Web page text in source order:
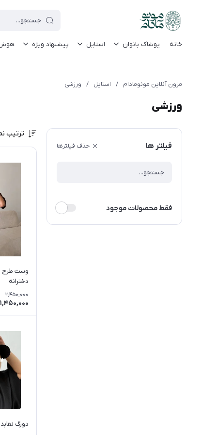
خانه پوشاک بانوان استایل پیشنهاد ویژه هوش
مزون آنلاین مونومادام / استایل / ورزشی
ورزشی
فیلتر ها حذف فیلترها
فقط محصولات موجود
ترتیب
وست طرح
دخترانه
2,450,000
1,450,000
دورگ